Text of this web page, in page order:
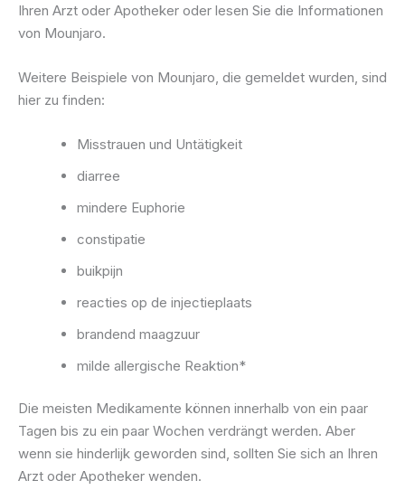
Ihren Arzt oder Apotheker oder lesen Sie die Informationen
von Mounjaro.
Weitere Beispiele von Mounjaro, die gemeldet wurden, sind
hier zu finden:
Misstrauen und Untätigkeit
diarree
mindere Euphorie
constipatie
buikpijn
reacties op de injectieplaats
brandend maagzuur
milde allergische Reaktion*
Die meisten Medikamente können innerhalb von ein paar
Tagen bis zu ein paar Wochen verdrängt werden. Aber
wenn sie hinderlijk geworden sind, sollten Sie sich an Ihren
Arzt oder Apotheker wenden.